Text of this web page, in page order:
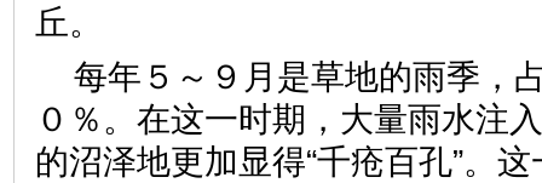
丘。
每年５～９月是草地的雨季，
０％。在这一时期，大量雨水注
的沼泽地更加显得“千疮百孔”。